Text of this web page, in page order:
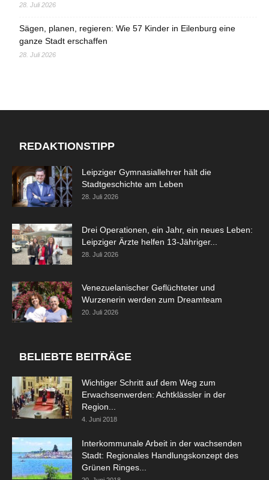
28. Juli 2026
Sägen, planen, regieren: Wie 57 Kinder in Eilenburg eine
ganze Stadt erschaffen
28. Juli 2026
REDAKTIONSTIPP
Leipziger Gymnasiallehrer hält die
Stadtgeschichte am Leben
28. Juli 2026
Drei Operationen, ein Jahr, ein neues Leben:
Leipziger Ärzte helfen 13-Jähriger...
28. Juli 2026
Venezuelanischer Geflüchteter und
Wurzenerin werden zum Dreamteam
20. Juli 2026
BELIEBTE BEITRÄGE
Wichtiger Schritt auf dem Weg zum
Erwachsenwerden: Achtklässler in der
Region...
4. Juni 2018
Interkommunale Arbeit in der wachsenden
Stadt: Regionales Handlungskonzept des
Grünen Ringes...